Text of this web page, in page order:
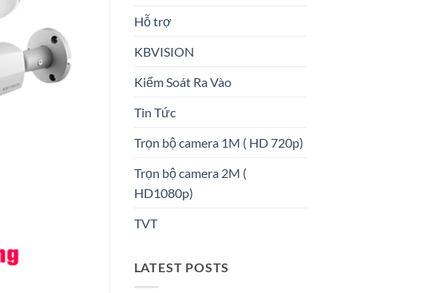
Hỗ trợ
KBVISION
Kiểm Soát Ra Vào
Tin Tức
Trọn bộ camera 1M ( HD 720p)
Trọn bộ camera 2M (
HD1080p)
TVT
LATEST POSTS